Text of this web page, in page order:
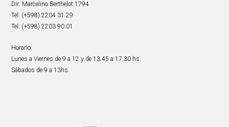
Dir: Marcelino Berthelot 1794
Tel: (+598) 2204 31 29
Tel: (+598) 2203 90 01
Horario:
Lunes a Viernes de 9 a 12 y de 13.45 a 17.30 hs.
Sábados de 9 a 13hs.